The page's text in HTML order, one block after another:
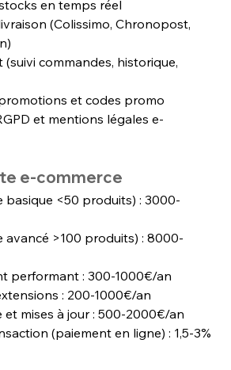
stocks en temps réel
livraison (Colissimo, Chronopost,
(suivi commandes, historique,
promotions et codes promo
RGPD et mentions légales e-
e-commerce
basique <50 produits) : 3000-
avancé >100 produits) : 8000-
performant : 300-1000€/an
extensions : 200-1000€/an
et mises à jour : 500-2000€/an
(paiement en ligne) : 1,5-3%